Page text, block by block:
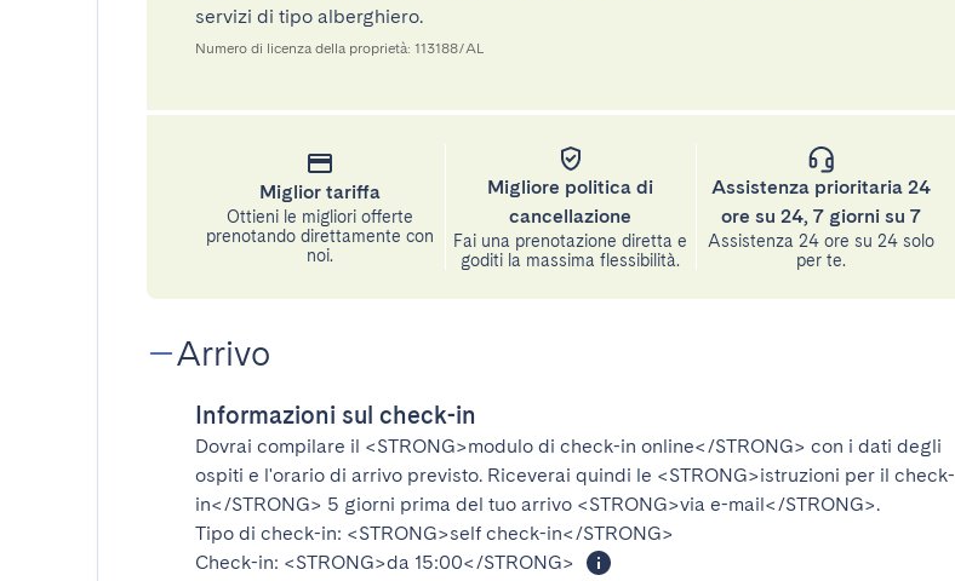
servizi di tipo alberghiero.
Numero di licenza della proprietà: 113188/AL
Miglior tariffa
Ottieni le migliori offerte
prenotando direttamente con
noi.
Migliore politica di
cancellazione
Fai una prenotazione diretta e
goditi la massima flessibilità.
Assistenza prioritaria 24
ore su 24, 7 giorni su 7
Assistenza 24 ore su 24 solo
per te.
Arrivo
Informazioni sul check-in
Dovrai compilare il <STRONG>modulo di check-in online</STRONG> con i dati degli
ospiti e l'orario di arrivo previsto. Riceverai quindi le <STRONG>istruzioni per il check-
in</STRONG> 5 giorni prima del tuo arrivo <STRONG>via e-mail</STRONG>.
Tipo di check-in: <STRONG>self check-in</STRONG>
Check-in: <STRONG>da 15:00</STRONG>